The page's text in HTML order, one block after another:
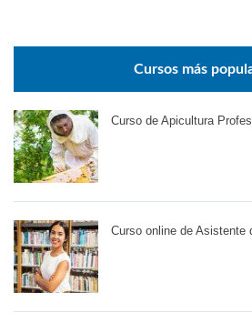
Cursos más
Curso de Apicultura
Curso online de Asistente